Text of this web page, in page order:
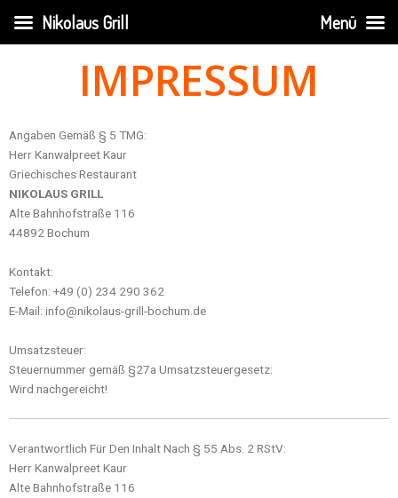
Inhalt
springen
IMPRESSUM
Angaben Gemäß § 5 TMG:
Herr Kanwalpreet Kaur
Griechisches Restaurant
NIKOLAUS GRILL
Alte Bahnhofstraße 116
44892 Bochum
Kontakt:
Telefon: +49 (0) 234 290 362
E-Mail: info@nikolaus-grill-bochum.de
Umsatzsteuer:
Steuernummer gemäß §27a Umsatzsteuergesetz:
Wird nachgereicht!
Verantwortlich Für Den Inhalt Nach § 55 Abs. 2 RStV:
Herr Kanwalpreet Kaur
Alte Bahnhofstraße 116
Nikolaus Grill Menü